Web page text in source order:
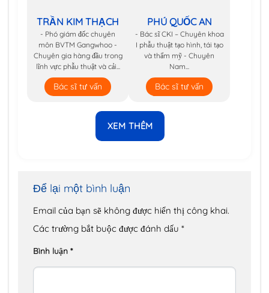
TRẦN KIM THẠCH
- Phó giám đốc chuyên
môn BVTM Gangwhoo -
Chuyên gia hàng đầu trong
lĩnh vực phẫu thuật và cải...
Bác sĩ tư vấn
PHÚ QUỐC AN
- Bác sĩ CKI – Chuyên khoa
I phẫu thuật tạo hình, tái tạo
và thẩm mỹ - Chuyên
Nam...
Bác sĩ tư vấn
XEM THÊM
Để lại một bình luận
Email của bạn sẽ không được hiển thị công khai.
Các trường bắt buộc được đánh dấu *
Bình luận *